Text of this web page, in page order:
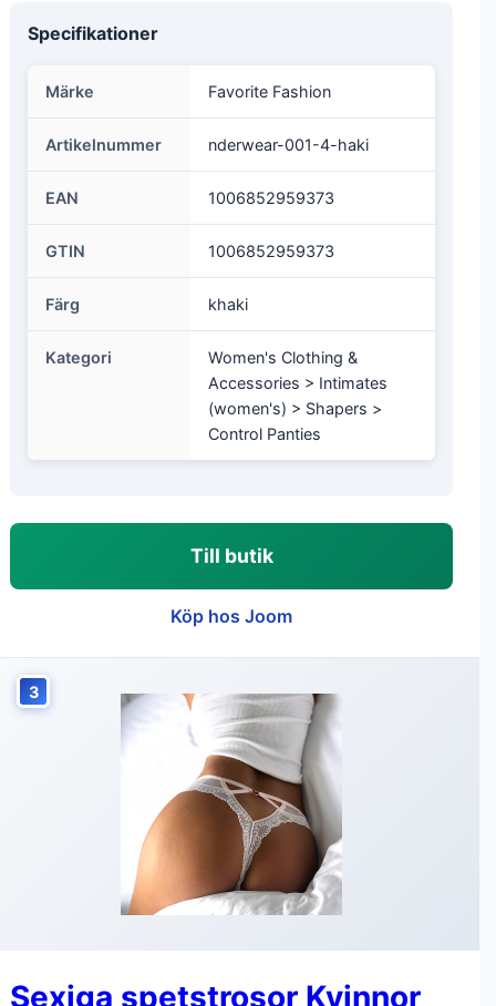
Specifikationer
Märke Favorite Fashion
Artikelnummer nderwear-001-4-haki
EAN 1006852959373
GTIN 1006852959373
Färg khaki
Kategori
Women's Clothing &
Accessories > Intimates
(women's) > Shapers >
Control Panties
Till butik
Köp hos Joom
3
Sexiga spetstrosor Kvinnor